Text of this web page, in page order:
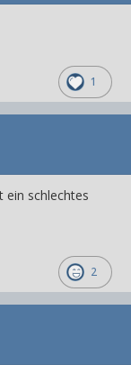
1
ein schlechtes
2